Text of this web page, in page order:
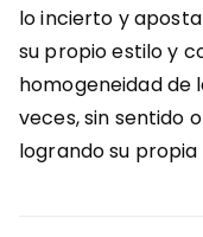
lo incierto y
su propio estilo y
homogeneidad de
veces, sin sentido
logrando su propia